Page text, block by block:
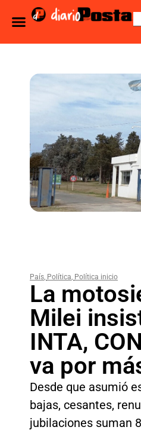
País, Política, Política inicio
La
Milei
INTA,
va por
Desde que asumió
bajas, cesantes,
jubilaciones suman